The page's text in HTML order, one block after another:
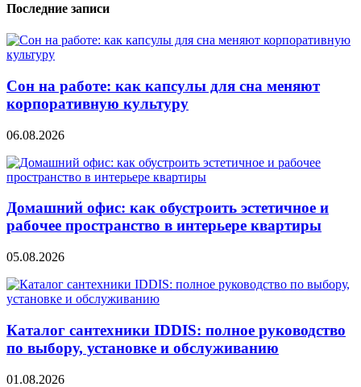
Последние записи
Сон на работе: как капсулы для сна меняют
корпоративную культуру
06.08.2026
Домашний офис: как обустроить эстетичное и
рабочее пространство в интерьере квартиры
05.08.2026
Каталог сантехники IDDIS: полное руководство
по выбору, установке и обслуживанию
01.08.2026